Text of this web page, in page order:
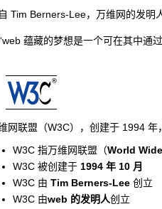
Tim Berners-Lee，万维网的发明
蕴藏的梦想是一个可在其中通
网联盟（W3C），创建于 1994 年
W3C 指万维网联盟（World
W3C 被创建于 1994 年 10 月
W3C 由 Tim Berners-Lee 创立
W3C 由web 的发明人创立